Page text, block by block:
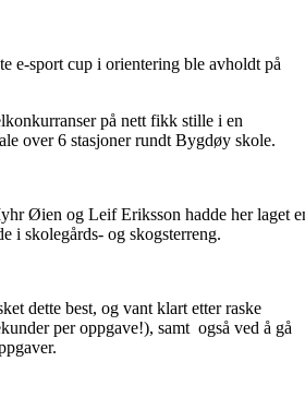
e-sport cup i orientering ble avholdt på
på nett fikk stille i en
over 6 stasjoner rundt Bygdøy skole.
Øien og Leif Eriksson hadde her laget
i skolegårds- og skogsterreng.
dette best, og vant klart etter raske
per oppgave!), samt også ved å gå